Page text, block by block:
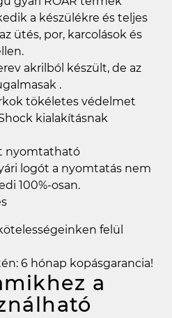
a készülékre és teljes
ütés, por, karcolások és
akrilból készült, de az
.
tökéletes védelmet
kialakításnak
nyomtatható
logót a nyomtatás nem
100%-osan.
felül
6 hónap kopásgarancia!
a